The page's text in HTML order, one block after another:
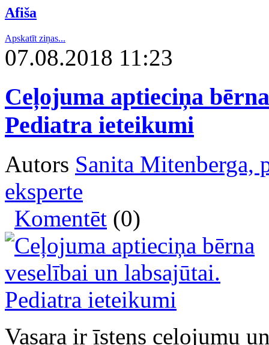
Afiša
Apskatīt ziņas...
07.08.2018 11:23
Ceļojuma aptieciņa
Pediatra ieteikumi
Autors Sanita Mitenberga,
eksperte
Komentēt (0)
Vasara ir īstens ceļojumu